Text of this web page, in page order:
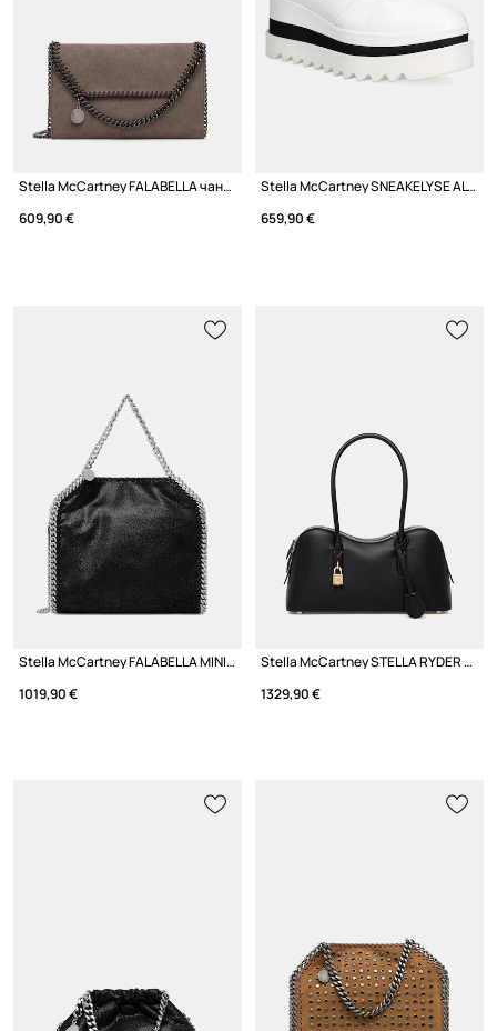
Stella McCartney FALABELLA чанта crossbody дамска от имитация на велур
609,90 €
Stella McCartney SNEAKELYSE ALTER маратонки с платформа дамски
659,90 €
Stella McCartney FALABELLA MINI чанта crossbody дамска
1019,90 €
Stella McCartney STELLA RYDER чанта дамска от имитация на кожа
1329,90 €